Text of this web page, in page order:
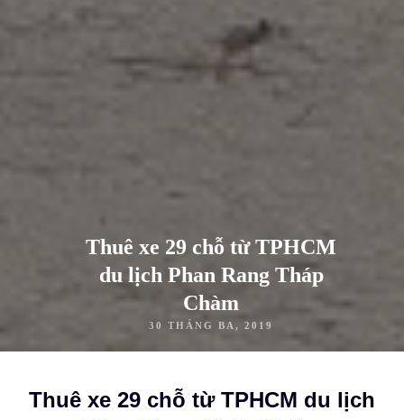
Thuê xe 29 chỗ từ TPHCM
du lịch Phan Rang Tháp
Chàm
30 THÁNG BA, 2019
Thuê xe 29 chỗ từ TPHCM du lịch